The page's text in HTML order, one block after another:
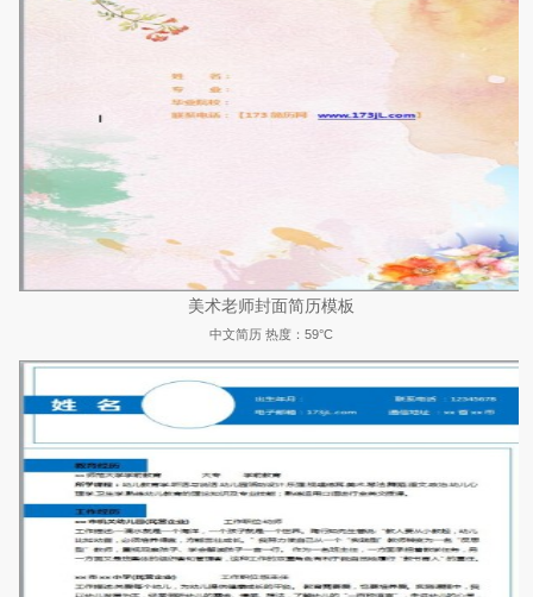
美术老师封面简历模板
中文简历 热度：59°C